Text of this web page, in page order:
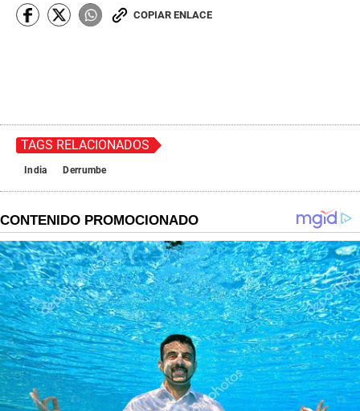
COPIAR ENLACE
TAGS RELACIONADOS
India Derrumbe